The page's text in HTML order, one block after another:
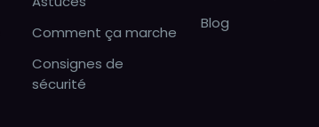
Comment ça marche
Consignes de
sécurité
Blog